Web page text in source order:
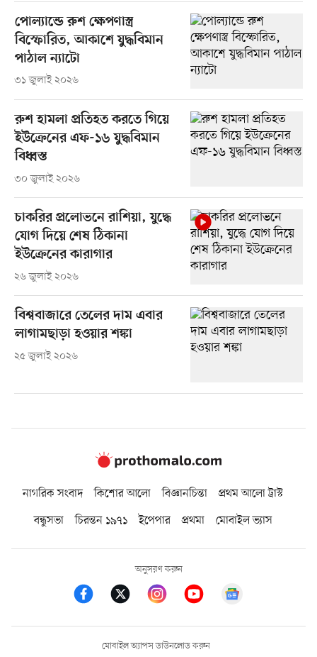
পোল্যান্ডে রুশ ক্ষেপণাস্ত্র
বিস্ফোরিত, আকাশে যুদ্ধবিমান
পাঠাল ন্যাটো
৩১ জুলাই ২০২৬
রুশ হামলা প্রতিহত করতে গিয়ে
ইউক্রেনের এফ-১৬ যুদ্ধবিমান
বিধ্বস্ত
৩০ জুলাই ২০২৬
চাকরির প্রলোভনে রাশিয়া, যুদ্ধে
যোগ দিয়ে শেষ ঠিকানা
ইউক্রেনের কারাগার
২৬ জুলাই ২০২৬
বিশ্ববাজারে তেলের দাম এবার
লাগামছাড়া হওয়ার শঙ্কা
২৫ জুলাই ২০২৬
নাগরিক সংবাদ কিশোর আলো বিজ্ঞানচিন্তা
প্রথম আলো ট্রাস্ট
বন্ধুসভা
চিরন্তন ১৯৭১ ইপেপার প্রথমা মোবাইল ভ্যাস
অনুসরণ করুন
মোবাইল অ্যাপস ডাউনলোড করুন